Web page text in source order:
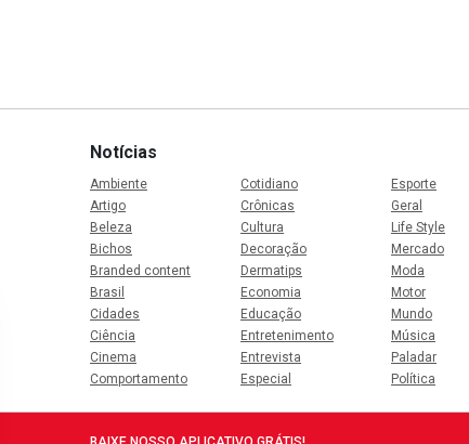
Notícias
Ambiente
Artigo
Beleza
Bichos
Branded content
Brasil
Cidades
Ciência
Cinema
Comportamento
Cotidiano
Crônicas
Cultura
Decoração
Dermatips
Economia
Educação
Entretenimento
Entrevista
Especial
Esporte
Geral
Life Style
Mercado
Moda
Motor
Mundo
Música
Paladar
Política